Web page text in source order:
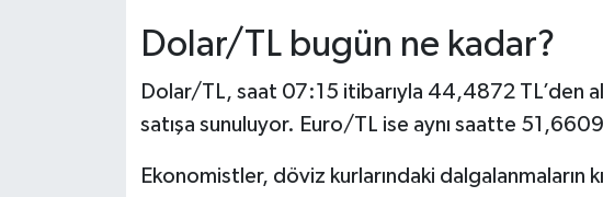
Dolar/TL bugün ne kadar?
Dolar/TL, saat 07:15 itibarıyla 44,4872 TL’den
satışa sunuluyor. Euro/TL ise aynı saatte
Ekonomistler, döviz kurlarındaki dalgalanmaların